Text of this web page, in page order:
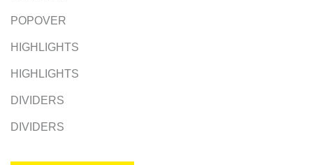
POPOVER
HIGHLIGHTS
HIGHLIGHTS
DIVIDERS
DIVIDERS